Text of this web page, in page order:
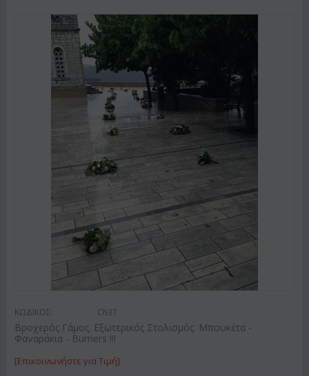
ΚΩΔΙΚΟΣ: Ch37
Βροχερός Γάμος. Εξωτερικός Στολισμός. Μπουκέτα -
Φαναράκια - Burners !!!
[Επικοινωνήστε για Τιμή]